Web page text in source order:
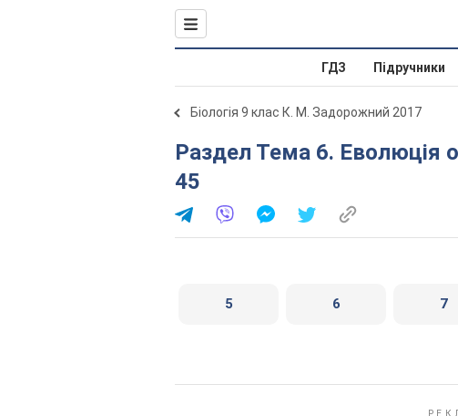
ГДЗ Підручники
Біологія 9 клас К. М. Задорожний 2017
Раздел Тема 6. Еволюція органічного світу. Сторінка
45
5 6 7